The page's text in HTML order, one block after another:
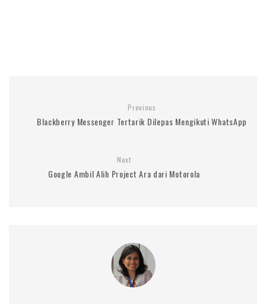
Previous
Blackberry Messenger Tertarik Dilepas Mengikuti WhatsApp
Next
Google Ambil Alih Project Ara dari Motorola